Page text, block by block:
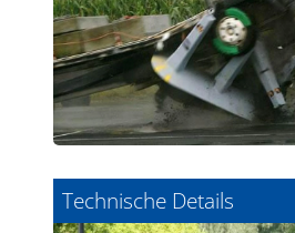
Technische Details